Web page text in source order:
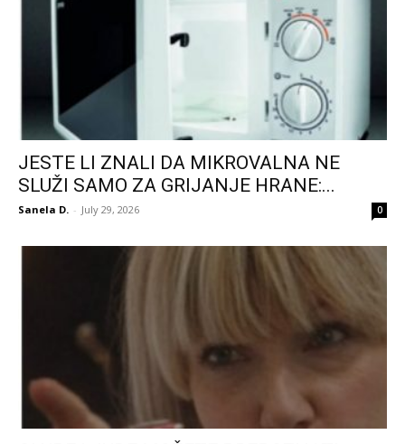
JESTE LI ZNALI DA MIKROVALNA NE
SLUŽI SAMO ZA GRIJANJE HRANE:...
Sanela D. - July 29, 2026 0